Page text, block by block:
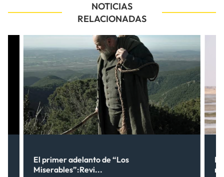
NOTICIAS
RELACIONADAS
El primer adelanto de “Los
Miserables”:Revi...